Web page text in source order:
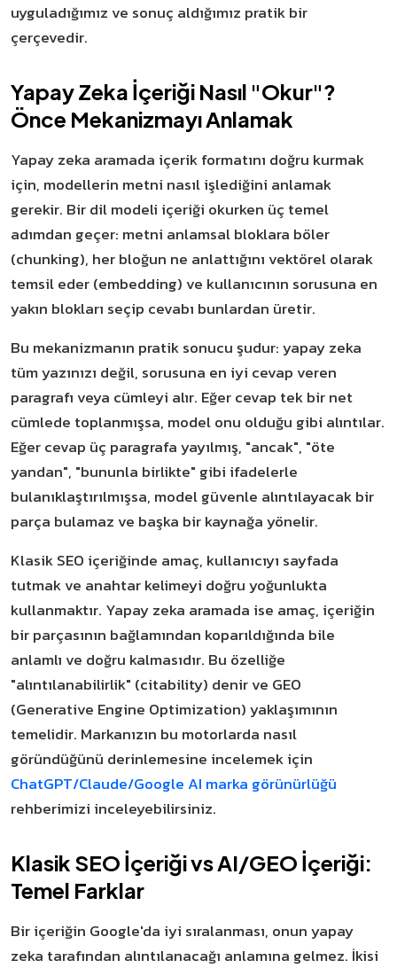
uyguladığımız ve sonuç aldığımız pratik bir
çerçevedir.
Yapay Zeka İçeriği Nasıl "Okur"?
Önce Mekanizmayı Anlamak
Yapay zeka aramada içerik formatını doğru kurmak
için, modellerin metni nasıl işlediğini anlamak
gerekir. Bir dil modeli içeriği okurken üç temel
adımdan geçer: metni anlamsal bloklara böler
(chunking), her bloğun ne anlattığını vektörel olarak
temsil eder (embedding) ve kullanıcının sorusuna en
yakın blokları seçip cevabı bunlardan üretir.
Bu mekanizmanın pratik sonucu şudur: yapay zeka
tüm yazınızı değil, sorusuna en iyi cevap veren
paragrafı veya cümleyi alır. Eğer cevap tek bir net
cümlede toplanmışsa, model onu olduğu gibi alıntılar.
Eğer cevap üç paragrafa yayılmış, "ancak", "öte
yandan", "bununla birlikte" gibi ifadelerle
bulanıklaştırılmışsa, model güvenle alıntılayacak bir
parça bulamaz ve başka bir kaynağa yönelir.
Klasik SEO içeriğinde amaç, kullanıcıyı sayfada
tutmak ve anahtar kelimeyi doğru yoğunlukta
kullanmaktır. Yapay zeka aramada ise amaç, içeriğin
bir parçasının bağlamından koparıldığında bile
anlamlı ve doğru kalmasıdır. Bu özelliğe
"alıntılanabilirlik" (citability) denir ve GEO
(Generative Engine Optimization) yaklaşımının
temelidir. Markanızın bu motorlarda nasıl
göründüğünü derinlemesine incelemek için
ChatGPT/Claude/Google AI marka görünürlüğü
rehberimizi inceleyebilirsiniz.
Klasik SEO İçeriği vs AI/GEO İçeriği:
Temel Farklar
Bir içeriğin Google'da iyi sıralanması, onun yapay
zeka tarafından alıntılanacağı anlamına gelmez. İkisi